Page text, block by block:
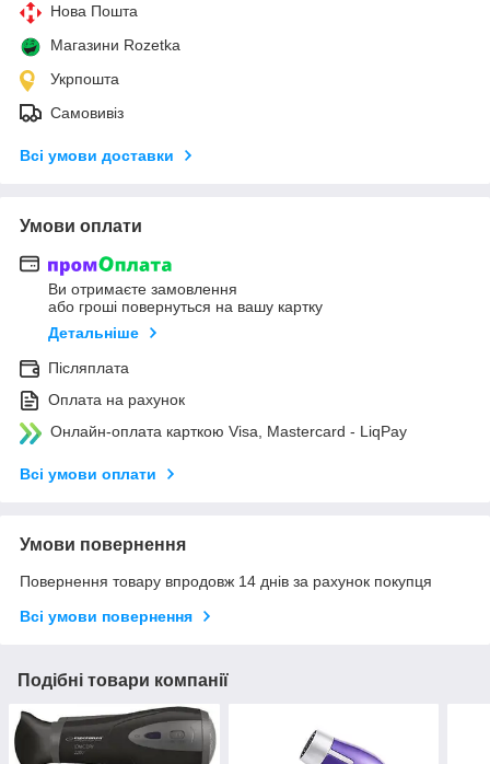
Нова Пошта
Магазини Rozetka
Укрпошта
Самовивіз
Всі умови доставки
Умови оплати
Ви отримаєте замовлення
або гроші повернуться на вашу картку
Детальніше
Післяплата
Оплата на рахунок
Онлайн-оплата карткою Visa, Mastercard - LiqPay
Всі умови оплати
Умови повернення
Повернення товару впродовж 14 днів за рахунок покупця
Всі умови повернення
Подібні товари компанії